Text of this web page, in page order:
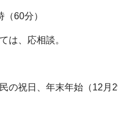
60分）
は、応相談。
の祝日、年末年始（12月